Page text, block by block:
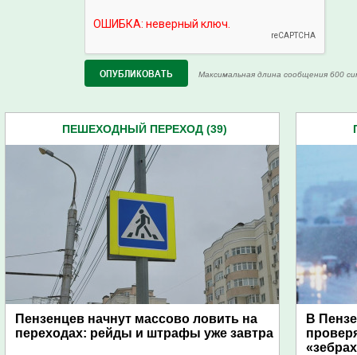
Максимальная длина сообщения 600
ПЕШЕХОДНЫЙ ПЕРЕХОД (39)
Пензенцев начнут массово ловить на
переходах: рейды и штрафы уже завтра
В